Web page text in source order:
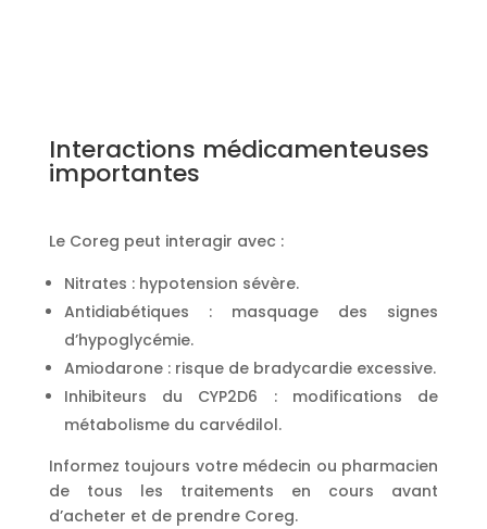
Interactions médicamenteuses
importantes
Le Coreg peut interagir avec :
Nitrates : hypotension sévère.
Antidiabétiques : masquage des signes
d’hypoglycémie.
Amiodarone : risque de bradycardie excessive.
Inhibiteurs du CYP2D6 : modifications de
métabolisme du carvédilol.
Informez toujours votre médecin ou pharmacien
de tous les traitements en cours avant
d’acheter et de prendre Coreg.